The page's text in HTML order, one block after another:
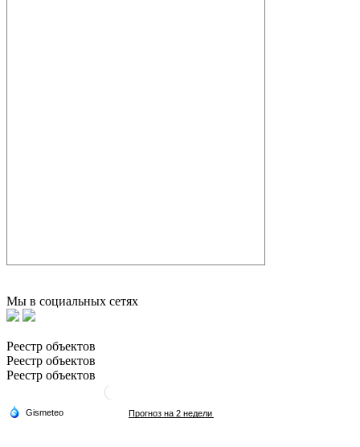
Мы в социальных сетях
Реестр объектов
Реестр объектов
Реестр объектов